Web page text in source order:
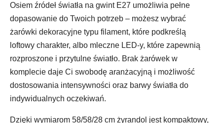
Osiem źródeł światła na gwint E27 umożliwia pełne
dopasowanie do Twoich potrzeb – możesz wybrać
żarówki dekoracyjne typu filament, które podkreślą
loftowy charakter, albo mleczne LED-y, które zapewnią
rozproszone i przytulne światło. Brak żarówek w
komplecie daje Ci swobodę aranżacyjną i możliwość
dostosowania intensywności oraz barwy światła do
indywidualnych oczekiwań.
Dzięki wymiarom 58/58/28 cm żyrandol jest kompaktowy,